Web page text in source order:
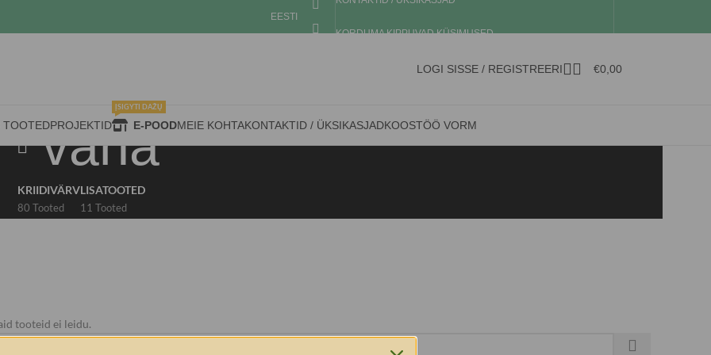
EESTI
KORDUMA KIPPUVAD KÜSIMUSED
LOGI SISSE / REGISTREERI €0,00
TOOTEDPROJEKTID E-POOD
ĮSIGYTI DAŽŲ
MEIE KOHTAKONTAKTID / ÜKSIKASJADKOOSTÖÖ VORM
vaha
KRIIDIVÄRV
80 Tooted
LISATOOTED
11 Tooted
tooteid ei leidu.